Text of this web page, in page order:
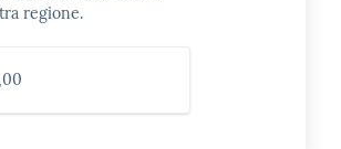
regione.